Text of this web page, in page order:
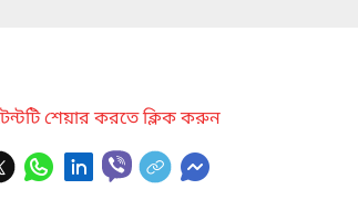
শেয়ার করতে ক্লিক করুন